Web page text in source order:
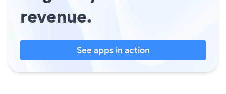
revenue.
See apps in action